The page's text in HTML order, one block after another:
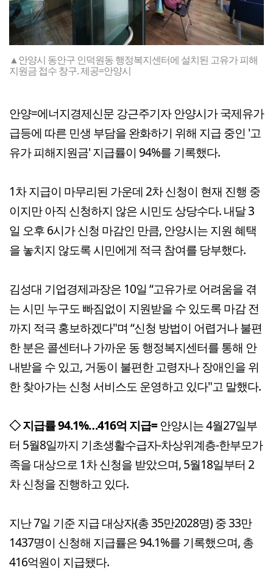
▲안양시 동안구 인덕원동 행정복지센터에 설치된 고유가 피해
지원금 접수 창구. 제공=안양시
안양=에너지경제신문 강근주기자 안양시가 국제유가
급등에 따른 민생 부담을 완화하기 위해 지급 중인 '고
유가 피해지원금' 지급률이 94%를 기록했다.
1차 지급이 마무리된 가운데 2차 신청이 현재 진행 중
이지만 아직 신청하지 않은 시민도 상당수다. 내달 3
일 오후 6시가 신청 마감인 만큼, 안양시는 지원 혜택
을 놓치지 않도록 시민에게 적극 참여를 당부했다.
김성대 기업경제과장은 10일 “고유가로 어려움을 겪
는 시민 누구도 빠짐없이 지원받을 수 있도록 마감 전
까지 적극 홍보하겠다"며 “신청 방법이 어렵거나 불편
한 분은 콜센터나 가까운 동 행정복지센터를 통해 안
내받을 수 있고, 거동이 불편한 고령자나 장애인을 위
한 찾아가는 신청 서비스도 운영하고 있다"고 말했다.
◇ 지급률 94.1%…416억 지급=안양시는 4월27일부
터 5월8일까지 기초생활수급자-차상위계층-한부모가
족을 대상으로 1차 신청을 받았으며, 5월18일부터 2
차 신청을 진행하고 있다.
지난 7일 기준 지급 대상자(총 35만2028명) 중 33만
1437명이 신청해 지급률은 94.1%를 기록했으며, 총
416억원이 지급됐다.